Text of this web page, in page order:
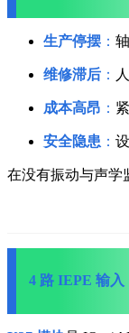
生产停摆 ：
维修滞后 ：
成本高昂 ：
安全隐患 ：
在没有振动与声学
4 路 IEPE 输入